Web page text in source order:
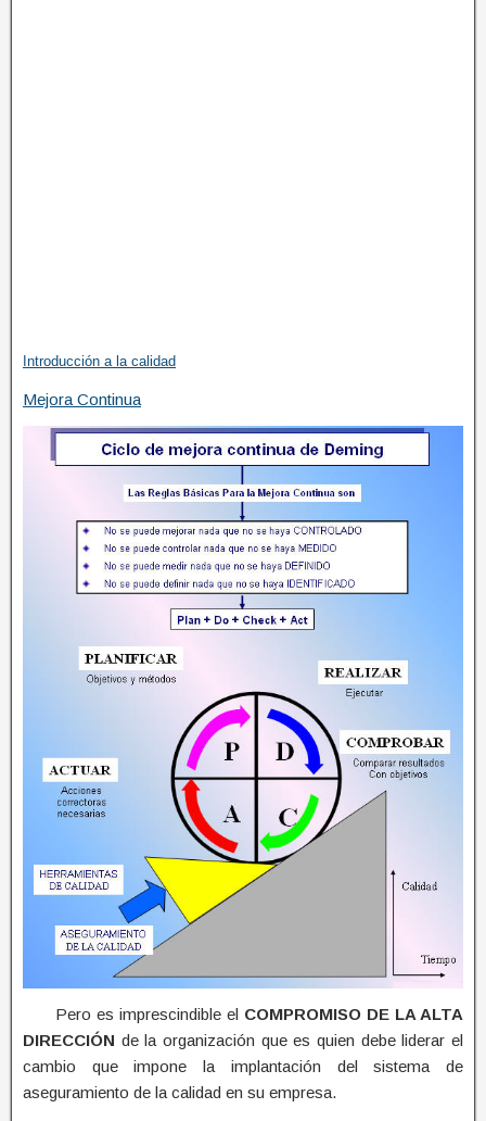
Introducción a la calidad
Mejora Continua
Pero es imprescindible el COMPROMISO DE LA ALTA
DIRECCIÓN de la organización que es quien debe liderar el
cambio que impone la implantación del sistema de
aseguramiento de la calidad en su empresa.